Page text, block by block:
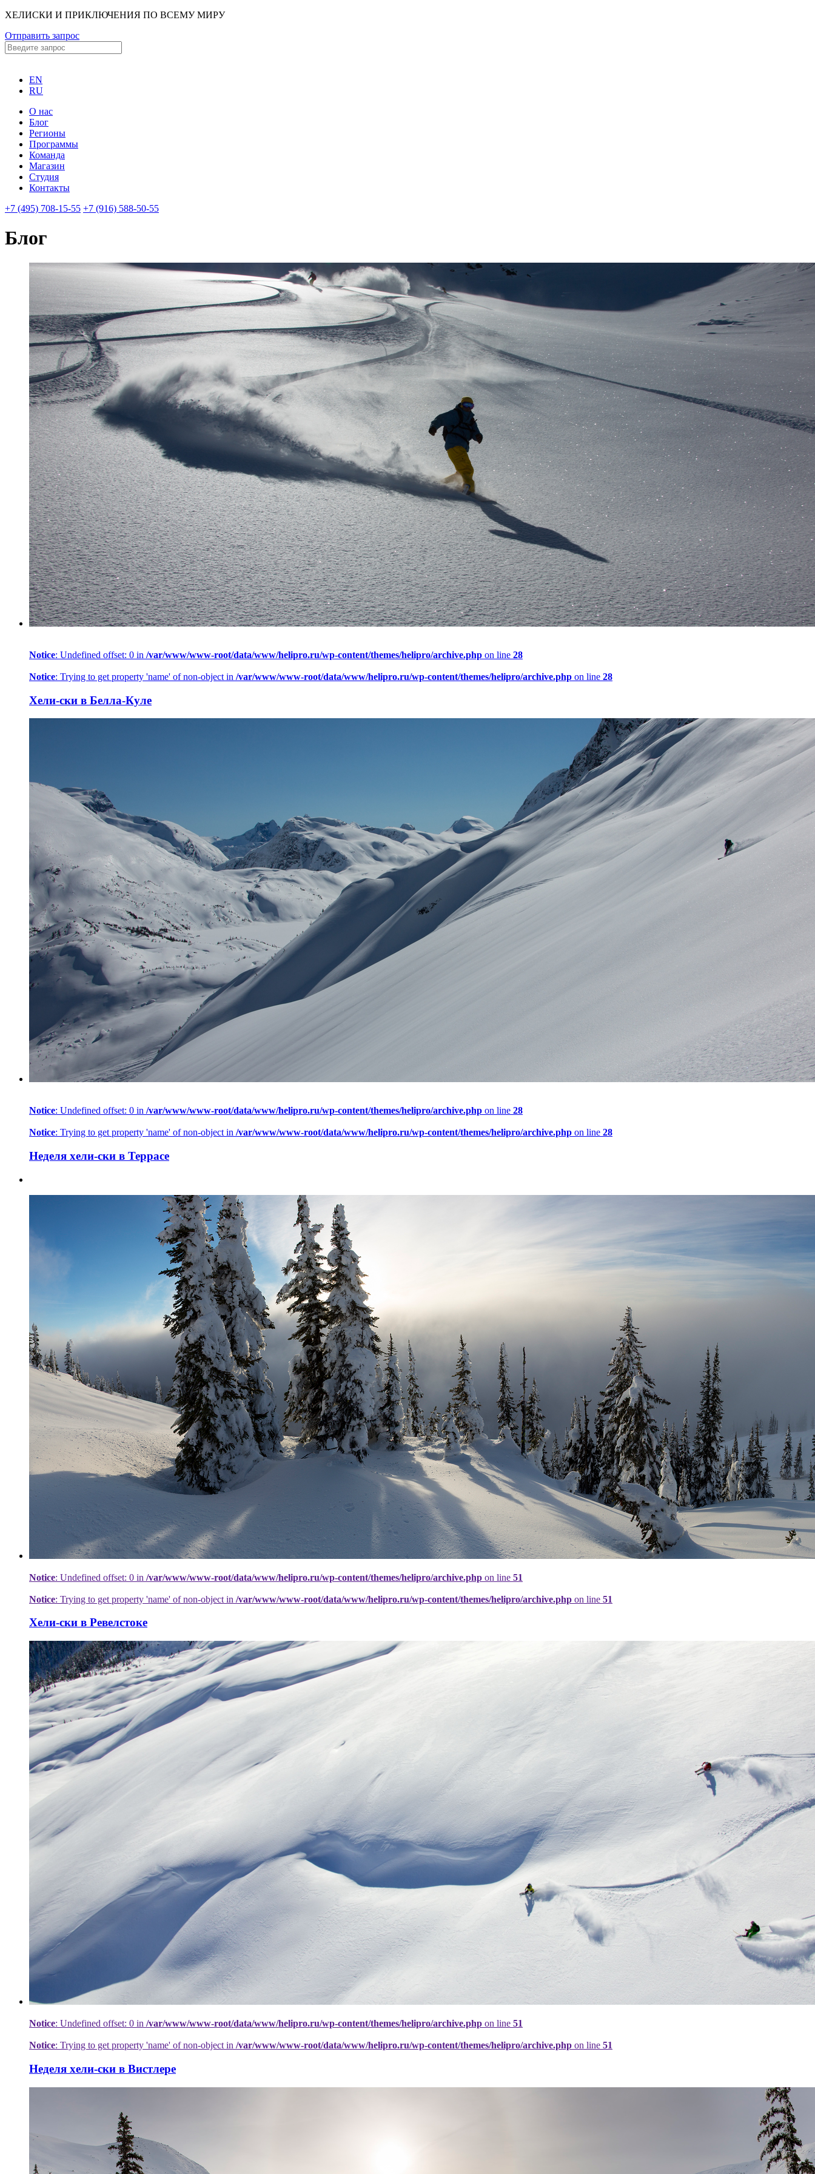
ХЕЛИСКИ И ПРИКЛЮЧЕНИЯ ПО ВСЕМУ МИРУ
Отправить запрос
EN
RU
О нас
Блог
Регионы
Программы
Команда
Магазин
Студия
Контакты
+7 (495) 708-15-55 +7 (916) 588-50-55
Блог
Notice: Undefined offset: 0 in /var/www/www-root/data/www/helipro.ru/wp-content/themes/helipro/archive.php on line 28
Notice: Trying to get property 'name' of non-object in /var/www/www-root/data/www/helipro.ru/wp-content/themes/helipro/archive.php on line 28
Хели-ски в Белла-Куле
Notice: Undefined offset: 0 in /var/www/www-root/data/www/helipro.ru/wp-content/themes/helipro/archive.php on line 28
Notice: Trying to get property 'name' of non-object in /var/www/www-root/data/www/helipro.ru/wp-content/themes/helipro/archive.php on line 28
Неделя хели-ски в Террасе
Notice: Undefined offset: 0 in /var/www/www-root/data/www/helipro.ru/wp-content/themes/helipro/archive.php on line 51
Notice: Trying to get property 'name' of non-object in /var/www/www-root/data/www/helipro.ru/wp-content/themes/helipro/archive.php on line 51
Хели-ски в Ревелстоке
Notice: Undefined offset: 0 in /var/www/www-root/data/www/helipro.ru/wp-content/themes/helipro/archive.php on line 51
Notice: Trying to get property 'name' of non-object in /var/www/www-root/data/www/helipro.ru/wp-content/themes/helipro/archive.php on line 51
Неделя хели-ски в Вистлере